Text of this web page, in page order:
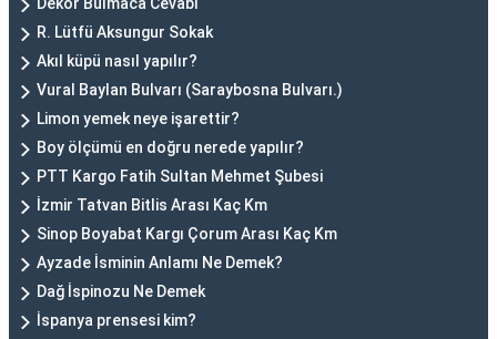
R. Lütfü Aksungur Sokak
Akıl küpü nasıl yapılır?
Vural Baylan Bulvarı (Saraybosna Bulvarı.)
Limon yemek neye işarettir?
Boy ölçümü en doğru nerede yapılır?
PTT Kargo Fatih Sultan Mehmet Şubesi
İzmir Tatvan Bitlis Arası Kaç Km
Sinop Boyabat Kargı Çorum Arası Kaç Km
Ayzade İsminin Anlamı Ne Demek?
Dağ İspinozu Ne Demek
İspanya prensesi kim?